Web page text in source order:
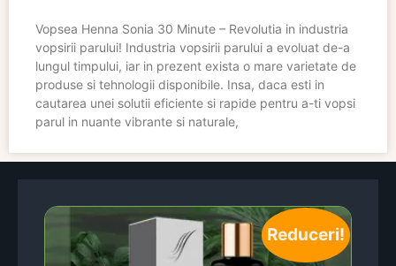
Vopsea Henna Sonia 30 Minute – Revolutia in industria
vopsirii parului! Industria vopsirii parului a evoluat de-a
lungul timpului, iar in prezent exista o mare varietate de
produse si tehnologii disponibile. Insa, daca esti in
cautarea unei solutii eficiente si rapide pentru a-ti vopsi
parul in nuante vibrante si naturale,
Reduceri!